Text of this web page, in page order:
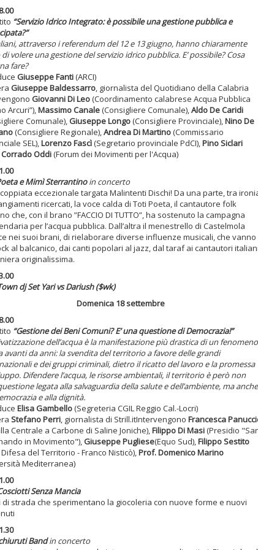
“Servizio Idrico Integrato: è possibile una gestione pubblica e
attraverso i referendum del 12 e 13 giugno, hanno chiaramente
volere una gestione del servizio idrico pubblica. E’ possibile? Cosa
fare?
Giuseppe Fanti(ARCI)
Giuseppe Baldessarro, giornalista del Quotidiano della Calabria
Giovanni Di Leo(Coordinamento calabrese Acqua Pubblica
Arcuri”),Massimo Canale(Consigliere Comunale),Aldo De Caridi
Comunale), Giuseppe Longo(Consigliere Provinciale),Nino De
(Consigliere Regionale),Andrea Di Martino(Commissario
SEL),Lorenzo Fascì(Segretario provinciale PdCI),Pino Siclari
Corrado Oddi(Forum dei Movimenti per l'Acqua)
e Mimì Sterrantinoin concerto
eccezionale targata Malintenti Dischi! Da una parte, tra
ricercati, la voce calda di Toti Poeta, il cantautore folk
che, con il brano ”FACCIO DI TUTTO”, ha sostenuto la campagna
per l’acqua pubblica. Dall’altra il menestrello di Castelmola
nei suoi brani, di rielaborare diverse influenze musicali, che vanno
al balcanico, dai canti popolari al jazz, dal taraf ai cantautori
originalissima.
dj Set Yari vs Dariush ($wk)
Domenica 18 settembre
“Gestione dei Beni Comuni? E’ una questione di Democrazia!”
dell’acqua è la manifestazione più drastica di un fenomeno
avanti da anni: la svendita del territorio a favore delle grandi
e dei gruppi criminali, dietro il ricatto del lavoro e la promessa
Difendere l’acqua, le risorse ambientali, il territorio è però non
legata alla salvaguardia della salute e dell’ambiente, ma anche
e alla dignità.
Elisa Gambello(Segreteria CGIL Reggio Cal.-Locri)
Stefano Perri, giornalista di Strill.itIntervengono Francesca
Centrale a Carbone di Saline Joniche),Filippo Di Masi(Presidio
in Movimento"), Giuseppe Pugliese(Equo Sud),Filippo Sestito
del Territorio - Franco Nisticò),Prof. Domenico Marino
Mediterranea)
Senza Mancia
di strada che sperimentano la giocoleria con nuove forme e nuovi
Bandin concerto